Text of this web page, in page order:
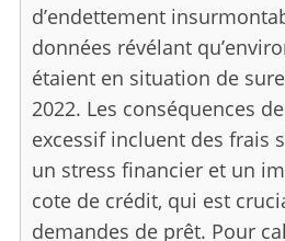
d’endettement
données révélant
étaient en situation de
2022. Les conséquences
excessif incluent des frais
un stress financier et un
cote de crédit, qui est
demandes de prêt. Pour